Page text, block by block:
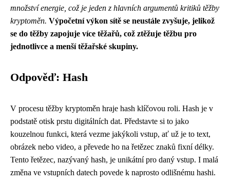
množství energie, což je jeden z hlavních argumentů kritiků těžby
kryptoměn. Výpočetní výkon sítě se neustále zvyšuje, jelikož
se do těžby zapojuje více těžařů, což ztěžuje těžbu pro
jednotlivce a menší těžařské skupiny.
Odpověď: Hash
V procesu těžby kryptoměn hraje hash klíčovou roli. Hash je v
podstatě otisk prstu digitálních dat. Představte si to jako
kouzelnou funkci, která vezme jakýkoli vstup, ať už je to text,
obrázek nebo video, a převede ho na řetězec znaků fixní délky.
Tento řetězec, nazývaný hash, je unikátní pro daný vstup. I malá
změna ve vstupních datech povede k naprosto odlišnému hashi.